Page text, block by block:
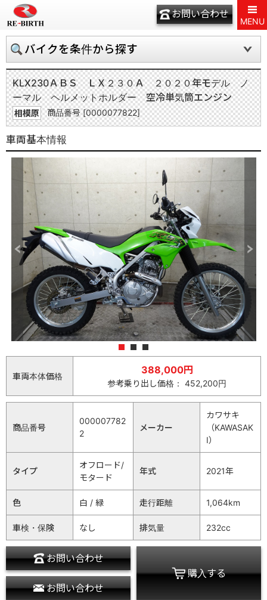
お問い合わせ
MENU
バイクを条件から探す
KLX230ＡＢＳ ＬＸ２３０Ａ ２０２０年モデル ノ
ーマル ヘルメットホルダー 空冷単気筒エンジン
相模原 商品番号 [0000077822]
車両基本情報
Previous Next
1 2
車両本体価格
388,000円
参考乗り出し価格： 452,200円
商品番号
000007782
2
メーカー
カワサキ
（KAWASAK
I）
タイプ
オフロード/
モタード
年式 2021年
色 白 / 緑 走行距離 1,064km
車検・保険 なし 排気量 232cc
お問い合わせ
お問い合わせ
購入する